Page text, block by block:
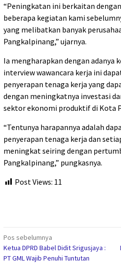
“Peningkatan ini berkaitan
beberapa kegiatan kami
yang melibatkan banyak
Pangkalpinang,” ujarnya.
Ia mengharapkan dengan adanya
interview wawancara kerja ini
penyerapan tenaga kerja yang
dengan meningkatnya investasi
sektor ekonomi produktif di Kota
“Tentunya harapannya adalah
penyerapan tenaga kerja dan
meningkat seiring dengan
Pangkalpinang,” pungkasnya.
Post Views: 11
Navigasi
pos
Pos sebelumnya
Ketua DPRD Babel Didit Srigusjaya :
PT GML Wajib Penuhi Tuntutan